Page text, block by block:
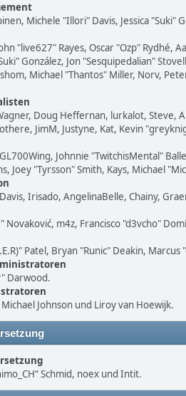
Michele "Illori" Davis, Jessica "Suki"
"live627" Rayes, Oscar "Ozp"
González, Jon "Sesquipedalian"
Michael "Thantos" Miller, Norv,
Doug Heffernan, lurkalot, Steve,
JimM, Justyne, Kat, Kevin
Johnnie "TwitchisMental"
Joey "Tyrsson" Smith, Kays, Michael
Irisado, AngelinaBelle, Chainy,
Novaković, m4z, Francisco "d3vcho"
Patel, Bryan "Runic" Deakin,
Darwood.
Johnson und Liroy van Hoewijk.
Schmid, noex und Intit.